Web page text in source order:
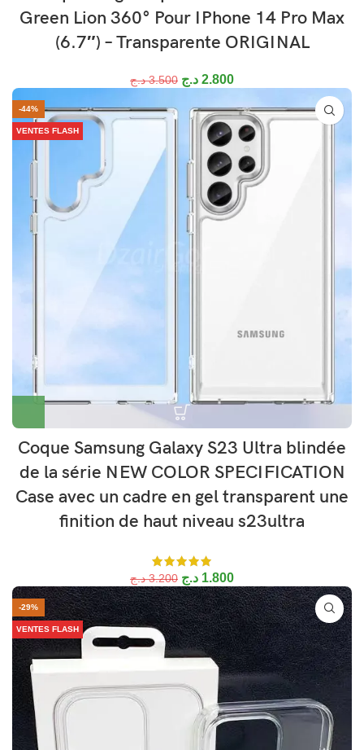
Green Lion 360° Pour IPhone 14 Pro Max
(6.7″) – Transparente ORIGINAL
3.500 د.ج 2.800 د.ج
-44%
VENTES FLASH
Coque Samsung Galaxy S23 Ultra blindée
de la série NEW COLOR SPECIFICATION
Case avec un cadre en gel transparent une
finition de haut niveau s23ultra
3.200 د.ج 1.800 د.ج
-29%
VENTES FLASH